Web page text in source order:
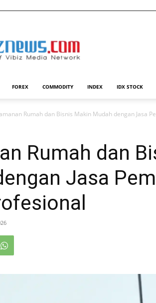
FOREX COMMODITY INDEX IDX STOCK
Rumah dan Bisnis Makin Mudah dengan Jasa
Rumah dan
Jasa